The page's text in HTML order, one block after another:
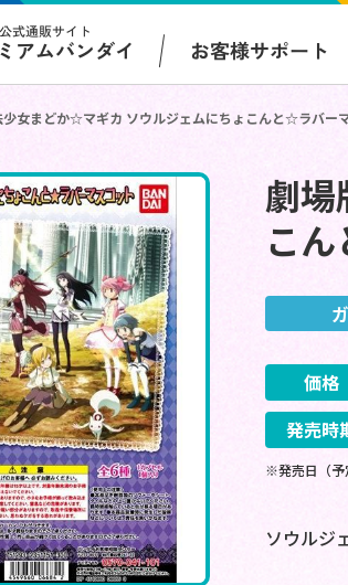
公式通販サイト
アムバンダイ お客様サポート
少女まどか☆マギカ ソウルジェムにちょこんと☆ラバー
劇
こ
価格
発売時
※発売日（予
ソウルジ